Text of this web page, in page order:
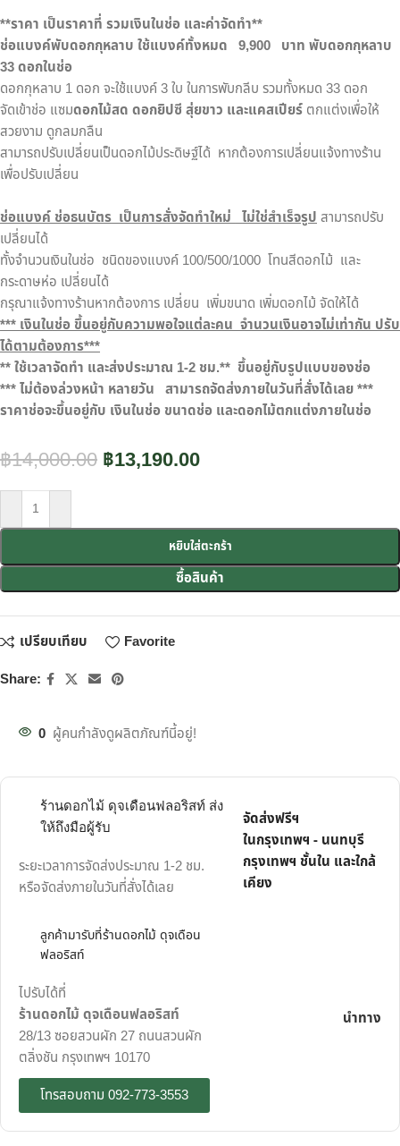
**ราคา เป็นราคาที่ รวมเงินในช่อ และค่าจัดทำ**
ช่อแบงค์พับดอกกุหลาบ ใช้แบงค์ทั้งหมด 9,900 บาท พับดอกกุหลาบ
33 ดอกในช่อ
ดอกกุหลาบ 1 ดอก จะใช้แบงค์ 3 ใบ ในการพับกลีบ รวมทั้งหมด 33 ดอก
จัดเข้าช่อ แซมดอกไม้สด ดอกยิปซี สุ่ยขาว และแคสเปียร์ ตกแต่งเพื่อให้
สวยงาม ดูกลมกลืน
สามารถปรับเปลี่ยนเป็นดอกไม้ประดิษฐ์ได้ หากต้องการเปลี่ยนแจ้งทางร้าน
เพื่อปรับเปลี่ยน
ช่อแบงค์ ช่อธนบัตร เป็นการสั่งจัดทำใหม่ ไม่ใช่สำเร็จรูปสามารถปรับ
เปลี่ยนได้
ทั้งจำนวนเงินในช่อ ชนิดของแบงค์ 100/500/1000 โทนสีดอกไม้ และ
กระดาษห่อ เปลี่ยนได้
กรุณาแจ้งทางร้านหากต้องการ เปลี่ยน เพิ่มขนาด เพิ่มดอกไม้ จัดให้ได้
***เงินในช่อ ขึ้นอยู่กับความพอใจแต่ละคน จำนวนเงินอาจไม่เท่ากัน ปรับ
ได้ตามต้องการ***
**ใช้เวลาจัดทำ และส่งประมาณ 1-2 ชม.** ขึ้นอยู่กับรูปแบบของช่อ
***ไม่ต้องล่วงหน้า หลายวัน สามารถจัดส่งภายในวันที่สั่งได้เลย ***
ราคาช่อจะขึ้นอยู่กับ เงินในช่อ ขนาดช่อ และดอกไม้ตกแต่งภายในช่อ
฿14,000.00 ฿13,190.00
หยิบใส่ตะกร้า
ซื้อสินค้า
เปรียบเทียบ
Favorite
Share:
0 ผู้คนกำลังดูผลิตภัณฑ์นี้อยู่!
ร้านดอกไม้ ดุจเดือนฟลอริสท์ ส่ง
ให้ถึงมือผู้รับ
ระยะเวลาการจัดส่งประมาณ 1-2 ชม.
หรือจัดส่งภายในวันที่สั่งได้เลย
จัดส่งฟรีฯ
ในกรุงเทพฯ - นนทบุรี
กรุงเทพฯ ชั้นใน และใกล้
เคียง
ลูกค้ามารับที่ร้านดอกไม้ ดุจเดือน
ฟลอริสท์
ไปรับได้ที่
ร้านดอกไม้ ดุจเดือนฟลอริสท์
28/13 ซอยสวนผัก 27 ถนนสวนผัก
ตลิ่งชัน กรุงเทพฯ 10170
โทรสอบถาม 092-773-3553
นำทาง